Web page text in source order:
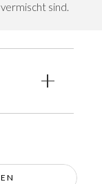
sind.